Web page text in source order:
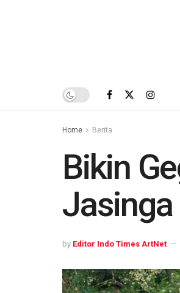
Home Berita
Bikin
Jasinga
by Editor Indo Times ArtNet